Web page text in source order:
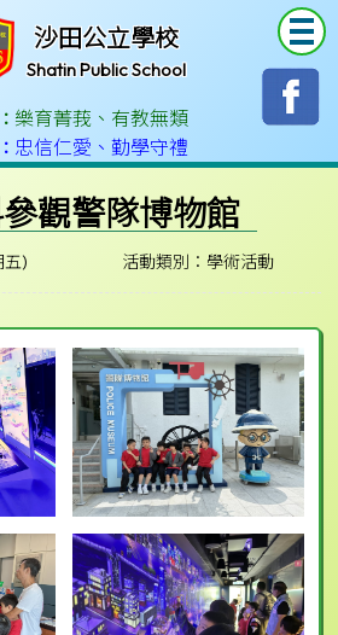
沙田公立學校
Shatin Public School
樂育菁莪 、 有教無類
忠信仁愛 、 勤學守禮
參觀警隊博物館
) 活動類別：學術活動